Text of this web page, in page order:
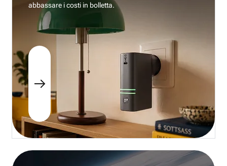
abbassare i costi in bolletta.